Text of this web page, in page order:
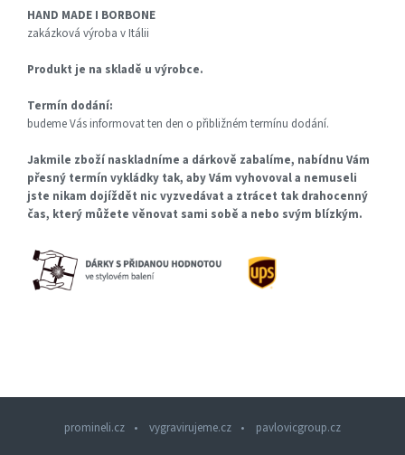
HAND MADE I BORBONE
zakázková výroba v Itálii
Produkt je na skladě u výrobce.
Termín dodání:
budeme Vás informovat ten den o přibližném termínu dodání.
Jakmile zboží naskladníme a dárkově zabalíme, nabídnu Vám
přesný termín vykládky tak, aby Vám vyhovoval a nemuseli
jste nikam dojíždět nic vyzvedávat a ztrácet tak drahocenný
čas, který můžete věnovat sami sobě a nebo svým blízkým.
promineli.cz vygravirujeme.cz pavlovicgroup.cz